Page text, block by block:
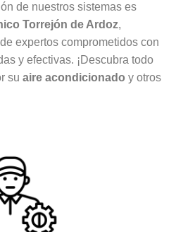
de nuestros sistemas es
Torrejón de Ardoz,
expertos comprometidos con
y efectivas. ¡Descubra todo
su aire acondicionado y otros